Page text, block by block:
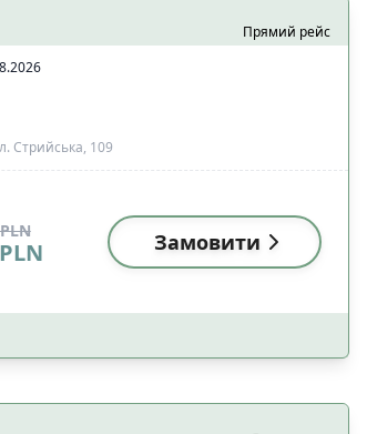
Прямий рейс
Стрийська, 109
PLN
PLN Замовити